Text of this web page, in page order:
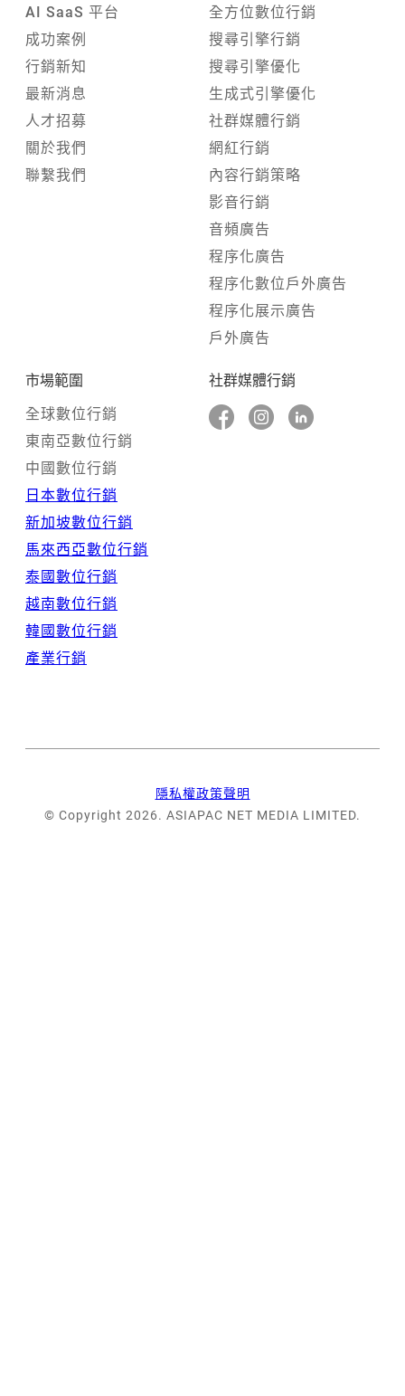
社群媒體行銷
AI SaaS 平台
成功案例
行銷新知
最新消息
人才招募
關於我們
聯繫我們
全方位數位行銷
搜尋引擎行銷
搜尋引擎優化
生成式引擎優化
社群媒體行銷
網紅行銷
內容行銷策略
影音行銷
音頻廣告
程序化廣告
程序化數位戶外廣告
程序化展示廣告
戶外廣告
市場範圍
全球數位行銷
東南亞數位行銷
中國數位行銷
日本數位行銷
新加坡數位行銷
馬來西亞數位行銷
泰國數位行銷
越南數位行銷
韓國數位行銷
產業行銷
隱私權政策聲明
© Copyright 2026. ASIAPAC NET MEDIA LIMITED.